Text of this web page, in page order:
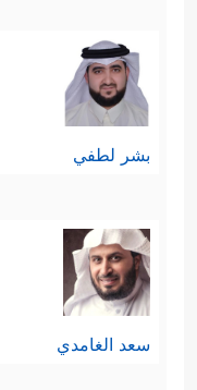
بشر لطفي
سعد الغامدي